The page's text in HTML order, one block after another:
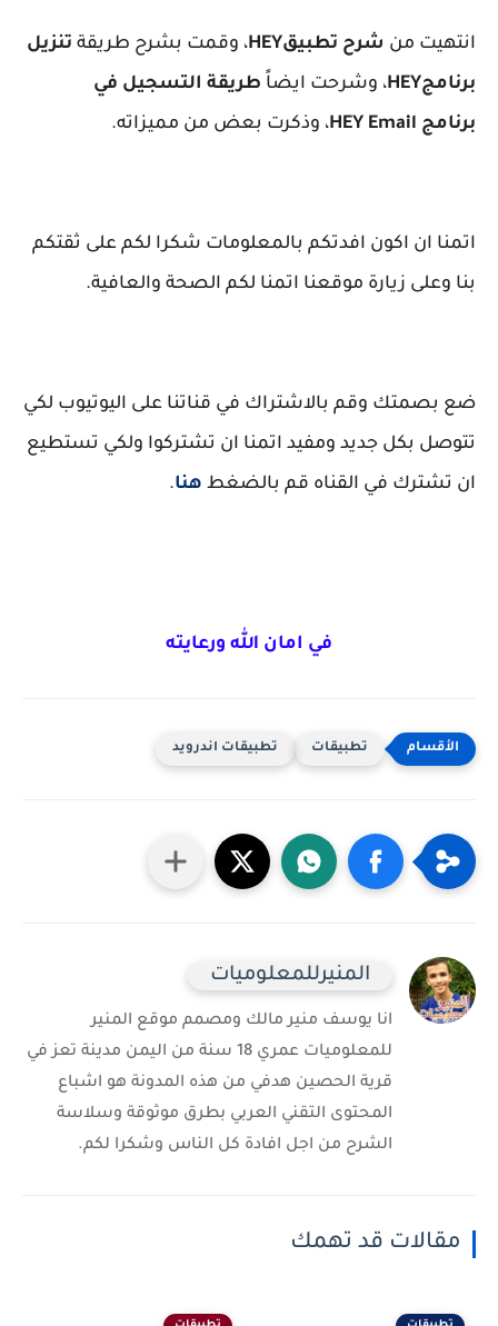
انتهيت من شرح تطبيقHEY، وقمت بشرح طريقة تنزيل
برنامجHEY، وشرحت ايضاً طريقة التسجيل في
برنامج HEY Email، وذكرت بعض من مميزاته.
اتمنا ان اكون افدتكم بالمعلومات شكرا لكم على ثقتكم
بنا وعلى زيارة موقعنا اتمنا لكم الصحة والعافية.
ضع بصمتك وقم بالاشتراك في قناتنا على اليوتيوب لكي
تتوصل بكل جديد ومفيد اتمنا ان تشتركوا ولكي تستطيع
ان تشترك في القناه قم بالضغط هنا.
في امان الله ورعايته
تطبيقات تطبيقات اندرويد
المنيرللمعلوميات
انا يوسف منير مالك ومصمم موقع المنير
للمعلوميات عمري 18 سنة من اليمن مدينة تعز في
قرية الحصين هدفي من هذه المدونة هو اشباع
المحتوى التقني العربي بطرق موثوقة وسلاسة
الشرح من اجل افادة كل الناس وشكرا لكم.
مقالات قد تهمك